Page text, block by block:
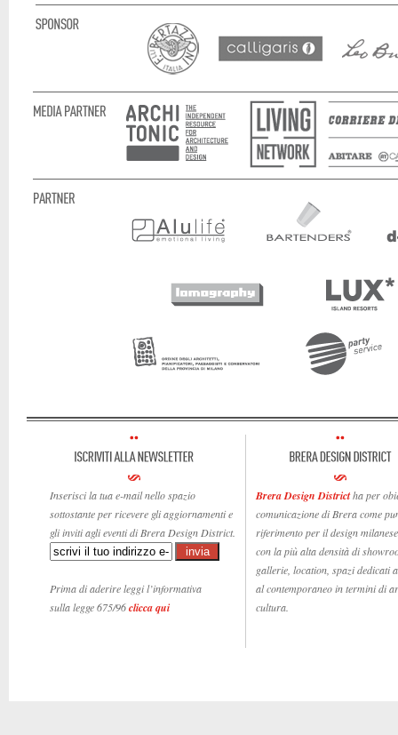
Inserisci la tua e-mail nello spazio
sottostante per ricevere gli aggiornamenti e
gli inviti agli eventi di Brera Design District.
Prima di aderire leggi l’informativa
sulla legge 675/96clicca qui
Brera Design Districtha per
comunicazione di Brera come
riferimento per il design
con la più alta densità di
gallerie, location, spazi dedicati
al contemporaneo in termini di
cultura.